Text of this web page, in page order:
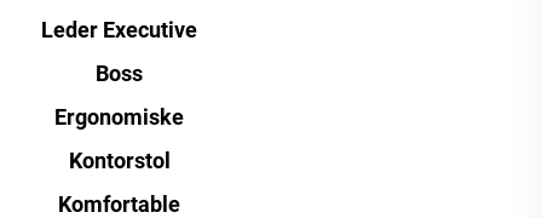
Leder Executive
Boss
Ergonomiske
Kontorstol
Komfortable